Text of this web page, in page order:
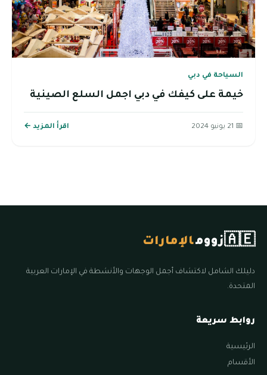
السياحة في دبي
خيمة على كيفك في دبي اجمل السلع الصينية
📅 21 يونيو 2024 اقرأ المزيد ←
🇦🇪زوومالإمارات
دليلك الشامل لاكتشاف أجمل الوجهات والأنشطة في الإمارات العربية
المتحدة.
روابط سريعة
الرئيسية
الأقسام